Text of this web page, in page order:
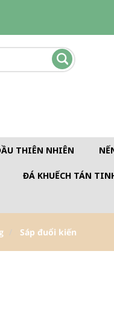
THIÊN NHIÊN
ĐÁ KHUẾCH TÁN
Sáp đuổi kiến